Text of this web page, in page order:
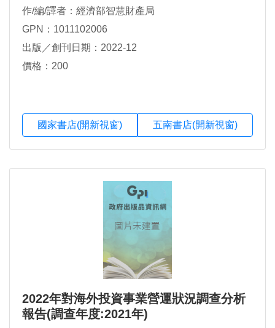
作/編/譯者：經濟部智慧財產局
GPN：1011102006
出版／創刊日期：2022-12
價格：200
國家書店(開新視窗) 五南書店(開新視窗)
2022年對海外投資事業營運狀況調查分析
報告(調查年度:2021年)